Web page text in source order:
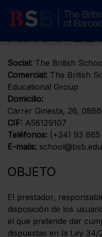
AVISO
Social: The British
Comercial: The British
Educational Group
Domicilio:
Carrer Ginesta, 26,
CIF: A58129107
Teléfonos: (+34) 93 665
E-mails:
OBJETO
El prestador,
disposición de los
el que pretende dar
dispuestas en la Ley